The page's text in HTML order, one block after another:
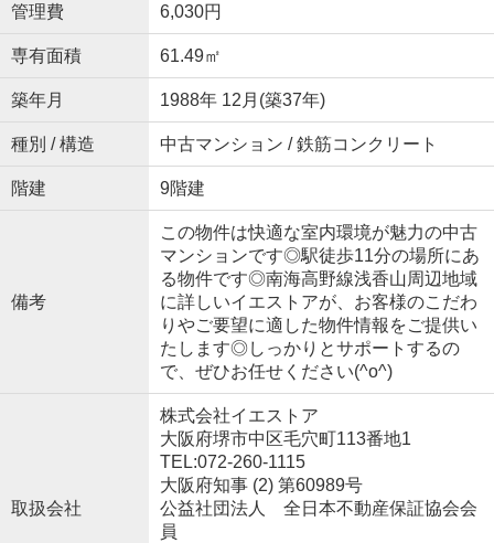
管理費 6,030円
専有面積 61.49㎡
築年月 1988年 12月(築37年)
種別 / 構造 中古マンション / 鉄筋コンクリート
階建 9階建
備考
この物件は快適な室内環境が魅力の中古
マンションです◎駅徒歩11分の場所にあ
る物件です◎南海高野線浅香山周辺地域
に詳しいイエストアが、お客様のこだわ
りやご要望に適した物件情報をご提供い
たします◎しっかりとサポートするの
で、ぜひお任せください(^o^)
取扱会社
株式会社イエストア
大阪府堺市中区毛穴町113番地1
TEL:072-260-1115
大阪府知事 (2) 第60989号
公益社団法人 全日本不動産保証協会会
員